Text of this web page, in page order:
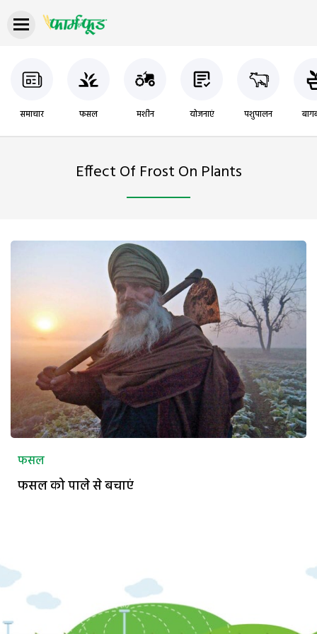
समाचार फसल मशीन योजनाएं पशुपालन
Effect Of Frost On Plants
फसल
फसल को पाले से बचाएं